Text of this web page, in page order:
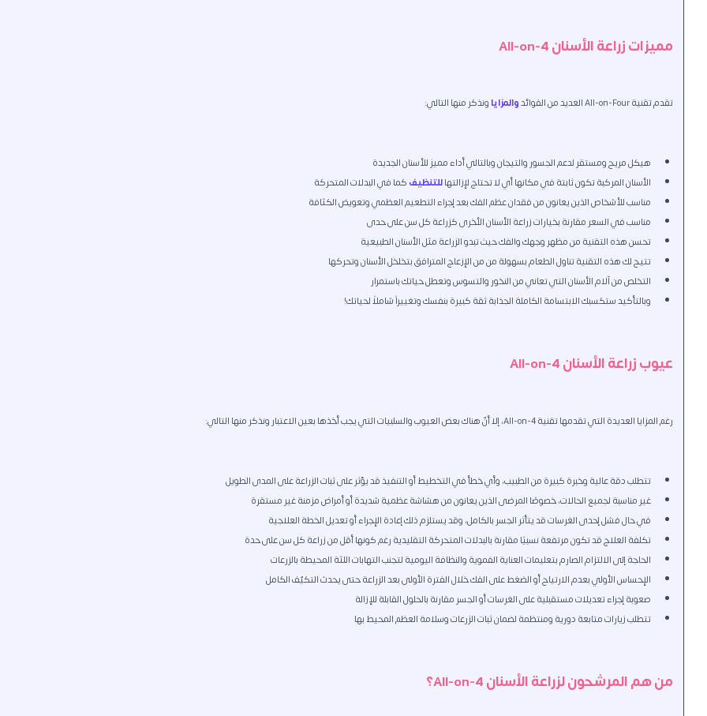
مميزات زراعة الأسنان All-on-4
تقدم تقنية All-on-Four العديد من الفوائد والمزاياونذكر منها التالي:
هيكل مريح ومستقر لدعم الجسور والتيجان وبالتالي أداء مميز للأسنان الجديدة
الأسنان المركبة تكون ثابتة في مكانها أي لا تحتاج لإزالتهاللتنظيفكما في البدلات المتحركة
مناسب للأشخاص الذين يعانون من فقدان عظم الفك بعد إجراء التطعيم العظمي وتعويض الكثافة
مناسب في السعر مقارنة بخيارات زراعة الأسنان الأخرى كزراعة كل سن على حدى
تحسن هذه التقنية من مظهر وجهك والفك حيث تبدو الزراعة مثل الأسنان الطبيعية
تتيح لك هذه التقنية تناول الطعام بسهولة من من الإزعاج المترافق بتخلخل الأسنان وتحركها
التخلص من آلام الأسنان التي تعاني من النخور والتسوس وتعطل حياتك باستمرار
وبالتأكيد ستكسبك الابتسامة الكاملة الجذابة ثقة كبيرة بنفسك وتغييراً شاملاً لحياتك!
عيوب زراعة الأسنان All-on-4
رغم المزايا العديدة التي تقدمها تقنية All-on-4، إلا أنّ هناك بعض العيوب والسلبيات التي يجب أخذها بعين الاعتبار ونذكر منها التالي:
تتطلب دقة عالية وخبرة كبيرة من الطبيب، وأي خطأ في التخطيط أو التنفيذ قد يؤثر على ثبات الزراعة على المدى الطويل
غير مناسبة لجميع الحالات، خصوصًا المرضى الذين يعانون من هشاشة عظمية شديدة أو أمراض مزمنة غير مستقرة
في حال فشل إحدى الغرسات قد يتأثر الجسر بالكامل، وقد يستلزم ذلك إعادة الإجراء أو تعديل الخطة العلاجية
تكلفة العلاج قد تكون مرتفعة نسبيًا مقارنة بالبدلات المتحركة التقليدية رغم كونها أقل من زراعة كل سن على حدة
الحاجة إلى الالتزام الصارم بتعليمات العناية الفموية والنظافة اليومية لتجنب التهابات اللثة المحيطة بالزرعات
الإحساس الأولي بعدم الارتياح أو الضغط على الفك خلال الفترة الأولى بعد الزراعة حتى يحدث التكيّف الكامل
صعوبة إجراء تعديلات مستقبلية على الغرسات أو الجسر مقارنة بالحلول القابلة للإزالة
تتطلب زيارات متابعة دورية ومنتظمة لضمان ثبات الزرعات وسلامة العظم المحيط بها
من هم المرشحون لزراعة الأسنان All-on-4؟